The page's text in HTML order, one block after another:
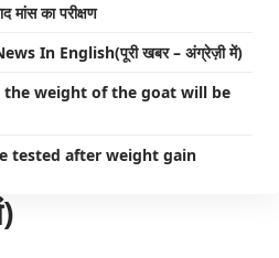
मांस का परीक्षण
In English(पूरी खबर – अंग्रेज़ी में)
the weight of the goat will be
tested after weight gain